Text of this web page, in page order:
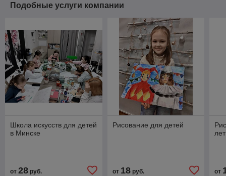
Подобные услуги компании
Школа искусств для детей
в Минске
от 28 руб.
Рисование для детей
от 18руб.
лет
от